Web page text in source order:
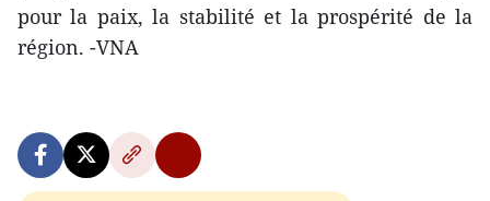
pour la paix, la stabilité et la prospérité de la
région. -VNA